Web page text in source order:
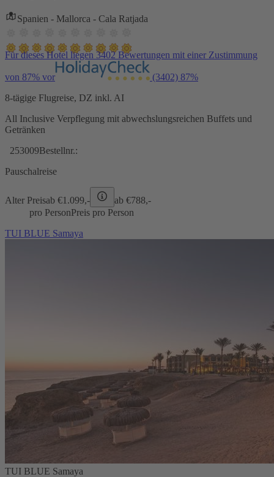
Spanien - Mallorca - Cala Ratjada
Für dieses Hotel liegen 3402 Bewertungen mit einer Zustimmung
von 87% vor (3402) 87%
8-tägige Flugreise, DZ inkl. AI
All Inclusive Verpflegung mit abwechslungsreichen Buffets und
Getränken
253009Bestellnr.:
Pauschalreise
Alter Preisab €1.099,- ab €788,-
pro PersonPreis pro Person
TUI BLUE Samaya
TUI BLUE Samaya